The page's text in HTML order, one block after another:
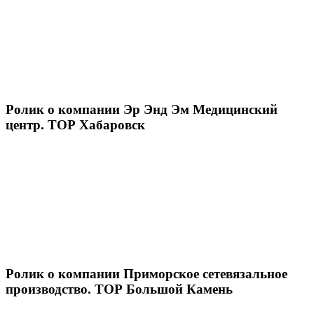
Ролик о компании Эр Энд Эм Медицинский
центр. ТОР Хабаровск
Ролик о компании Приморское сетевязальное
производство. ТОР Большой Камень